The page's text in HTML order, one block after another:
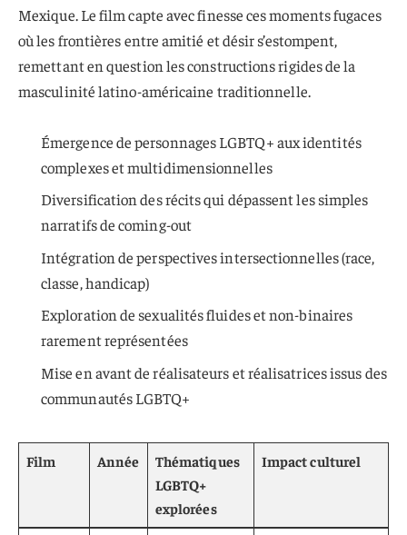
Mexique. Le film capte avec finesse ces moments fugaces
où les frontières entre amitié et désir s’estompent,
remettant en question les constructions rigides de la
masculinité latino-américaine traditionnelle.
Émergence de personnages LGBTQ+ aux identités
complexes et multidimensionnelles
Diversification des récits qui dépassent les simples
narratifs de coming-out
Intégration de perspectives intersectionnelles (race,
classe, handicap)
Exploration de sexualités fluides et non-binaires
rarement représentées
Mise en avant de réalisateurs et réalisatrices issus des
communautés LGBTQ+
Film Année
Thématiques
LGBTQ+
explorées
Impact culturel